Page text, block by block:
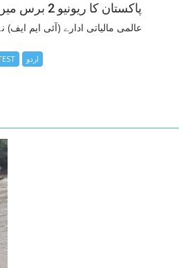
پاکستان کا ریونیو 2 برس میں دگنا ہو گیا: آئی ایم ایف
اردو